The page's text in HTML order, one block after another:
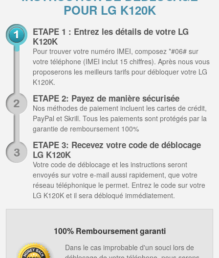
POUR LG K120K
ETAPE 1 : Entrez les détails de votre LG
K120K
Pour trouver votre numéro IMEI, composez *#06# sur
votre téléphone (IMEI inclut 15 chiffres). Après nous vous
proposerons les meilleurs tarifs pour débloquer votre LG
K120K.
ETAPE 2: Payez de manière sécurisée
Nos méthodes de paiement incluent les cartes de crédit,
PayPal et Skrill. Tous les paiements sont protégés par la
garantie de remboursement 100%
ETAPE 3: Recevez votre code de déblocage
LG K120K
Votre code de déblocage et les instructions seront
envoyés sur votre e-mail aussi rapidement, que votre
réseau téléphonique le permet. Entrez le code sur votre
LG K120K et il sera débloqué immédiatement.
100% Remboursement garanti
Dans le cas improbable d'un souci lors de